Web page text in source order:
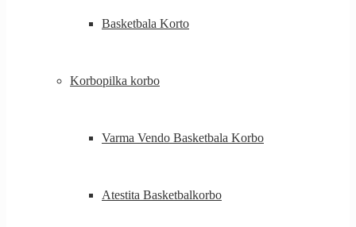
Basketbala Korto
Korbopilka korbo
Varma Vendo Basketbala Korbo
Atestita Basketbalkorbo